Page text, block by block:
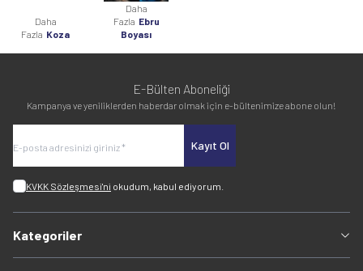
Daha
Fazla Koza
Daha
Fazla Ebru
Boyası
E-Bülten Aboneliği
Kampanya ve yeniliklerden haberdar olmak için e-bültenimize abone olun!
Kayıt Ol
KVKK Sözleşmesi'ni okudum, kabul ediyorum.
Kategoriler